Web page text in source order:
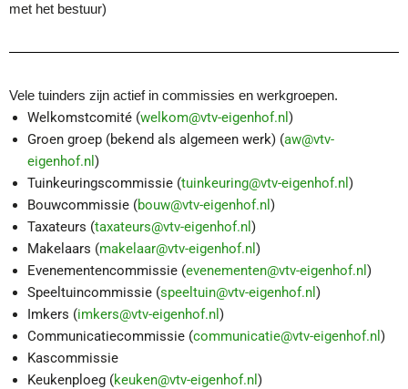
met het bestuur)
Vele tuinders zijn actief in commissies en werkgroepen.
Welkomstcomité (welkom@vtv-eigenhof.nl )
Groen groep (bekend als algemeen werk) (aw@vtv-
eigenhof.nl )
Tuinkeuringscommissie (tuinkeuring@vtv-eigenhof.nl )
Bouwcommissie (bouw@vtv-eigenhof.nl )
Taxateurs (taxateurs@vtv-eigenhof.nl )
Makelaars (makelaar@vtv-eigenhof.nl )
Evenementencommissie (evenementen@vtv-eigenhof.nl )
Speeltuincommissie (speeltuin@vtv-eigenhof.nl )
Imkers (imkers@vtv-eigenhof.nl )
Communicatiecommissie (communicatie@vtv-eigenhof.nl )
Kascommissie
Keukenploeg (keuken@vtv-eigenhof.nl )